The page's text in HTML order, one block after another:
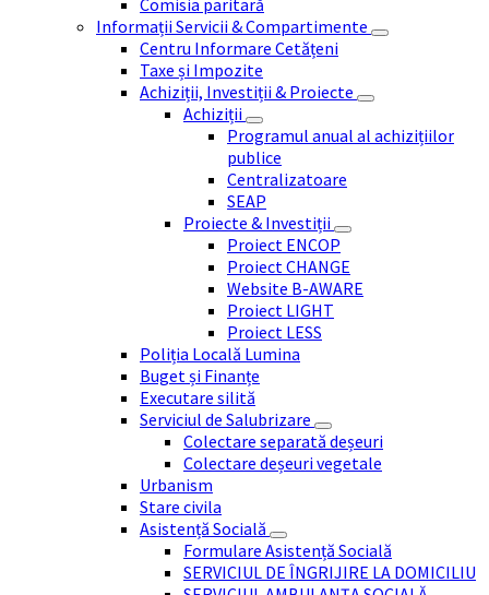
Informații Servicii & Compartimente
Centru Informare Cetățeni
Taxe și Impozite
Achiziții, Investiții & Proiecte
Achiziții
Programul anual al achizițiilor
publice
Centralizatoare
SEAP
Proiecte & Investiții
Proiect ENCOP
Proiect CHANGE
Website B-AWARE
Proiect LIGHT
Proiect LESS
Poliția Locală Lumina
Buget și Finanțe
Executare silită
Serviciul de Salubrizare
Colectare separată deșeuri
Colectare deșeuri vegetale
Urbanism
Stare civila
Asistență Socială
Formulare Asistență Socială
SERVICIUL DE ÎNGRIJIRE LA DOMICILIU